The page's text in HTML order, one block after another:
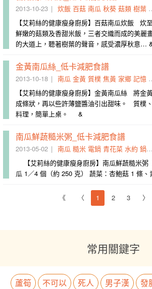
2013-10-23 炊飯 百菇 南瓜 秋葵 菇類 樹葉
【艾莉絲的健康瘦身廚房】百菇南瓜炊飯 炊
鮮嫩的菇類及香甜米飯，三者交織而成的美麗
的大道上，聽著樹葉的聲音，感受濃厚秋意…
金黃南瓜絲_低卡減肥食譜
2013-10-18 南瓜 金黃 質樸 焦黃 家鄉 記憶
【艾莉絲的健康瘦身廚房】金黃南瓜絲 將金
成條狀，再以些許薄鹽醬油引出甜味。 質樸
料理，簡單上桌。 &
南瓜鮮蔬糙米粥_低卡減肥食譜
2013-05-02 南瓜 糙米 電鍋 青花菜 水約 鍋加
【艾莉絲的健康瘦身廚房】南瓜鮮蔬糙米
瓜 1／4 個（約 250 克） 蔬菜：杏鮑菇 1 條、
《 〈 1 2 3 〉
常用關鍵字
蘆筍 不可以 死人 男子漢 發